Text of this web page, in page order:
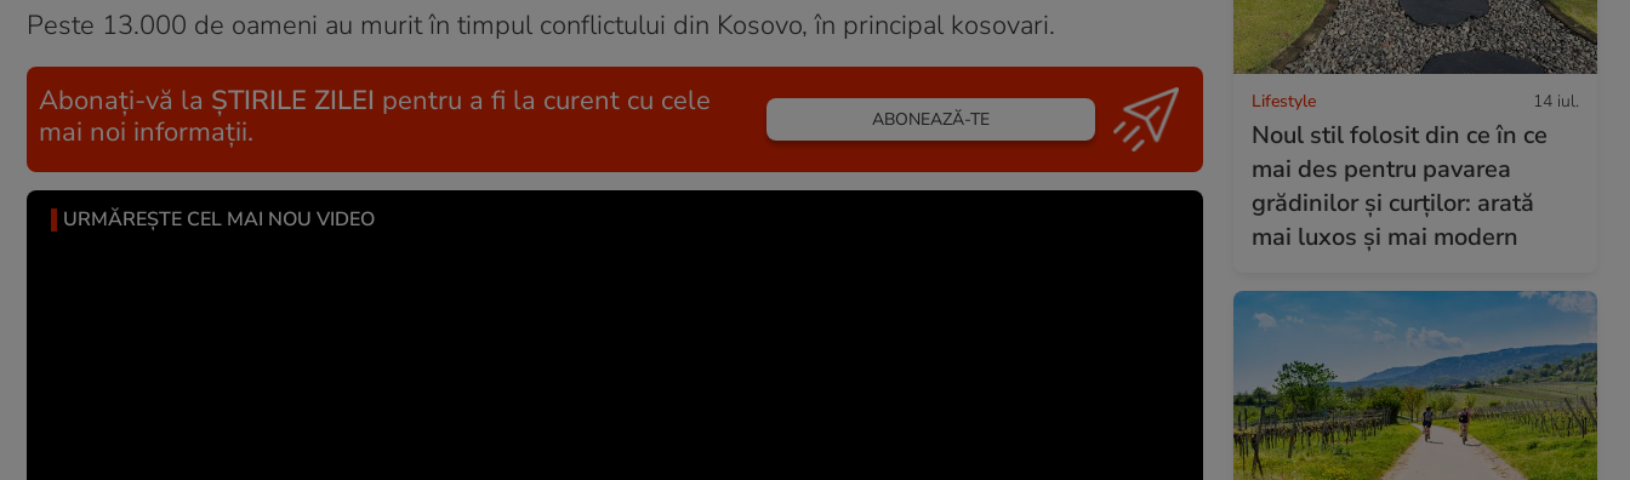
Peste 13.000 de oameni au murit în timpul conflictului din Kosovo, în principal kosovari.
Abonați-vă la ȘTIRILE ZILEI pentru a fi la curent cu cele
mai noi informații.
ABONEAZĂ-TE
URMĂREȘTE CEL MAI NOU VIDEO
Lifestyle 14 iul.
Noul stil folosit din ce în ce
mai des pentru pavarea
grădinilor și curților: arată
mai luxos și mai modern